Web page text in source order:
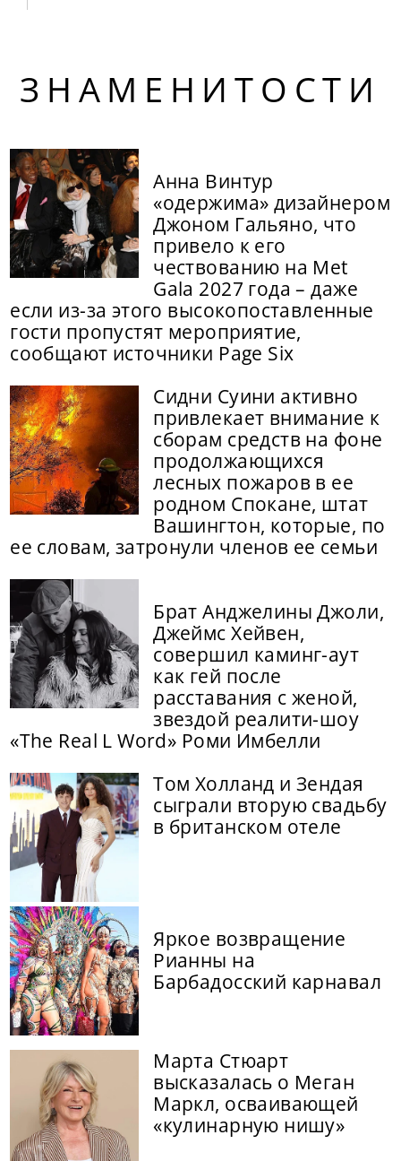
ЗНАМЕНИТОСТИ
Анна Винтур
«одержима» дизайнером
Джоном Гальяно, что
привело к его
чествованию на Met
Gala 2027 года – даже
если из-за этого высокопоставленные
гости пропустят мероприятие,
сообщают источники Page Six
Сидни Суини активно
привлекает внимание к
сборам средств на фоне
продолжающихся
лесных пожаров в ее
родном Спокане, штат
Вашингтон, которые, по
ее словам, затронули членов ее семьи
Брат Анджелины Джоли,
Джеймс Хейвен,
совершил каминг-аут
как гей после
расставания с женой,
звездой реалити-шоу
«The Real L Word» Роми Имбелли
Том Холланд и Зендая
сыграли вторую свадьбу
в британском отеле
Яркое возвращение
Рианны на
Барбадосский карнавал
Марта Стюарт
высказалась о Меган
Маркл, осваивающей
«кулинарную нишу»